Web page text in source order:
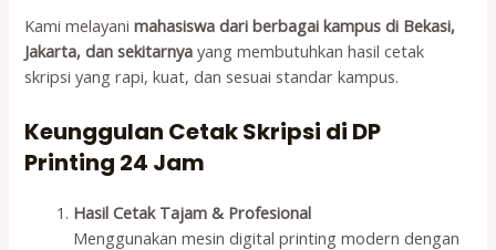
Kami melayanimahasiswa dari berbagai kampus di Bekasi,
Jakarta, dan sekitarnya yang membutuhkan hasil cetak
skripsi yang rapi, kuat, dan sesuai standar kampus.
Keunggulan Cetak Skripsi di DP
Printing 24 Jam
Hasil Cetak Tajam & Profesional
Menggunakan mesin digital printing modern dengan